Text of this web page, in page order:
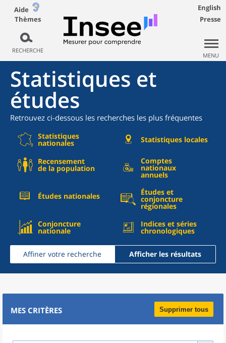
Aide
Thèmes
RECHERCHE
English
Presse
MENU
Statistiques et
études
Retrouvez ci-dessous les recherches les plus fréquentes
Statistiques
nationales Statistiques locales
Recensement
de la population
Comptes
nationaux
annuels
Études nationales Études et
conjoncture
régionales
Conjoncture
nationale
Indices et séries
chronologiques
Affiner votre recherche Afficher les résultats
MES CRITÈRES Supprimer tous